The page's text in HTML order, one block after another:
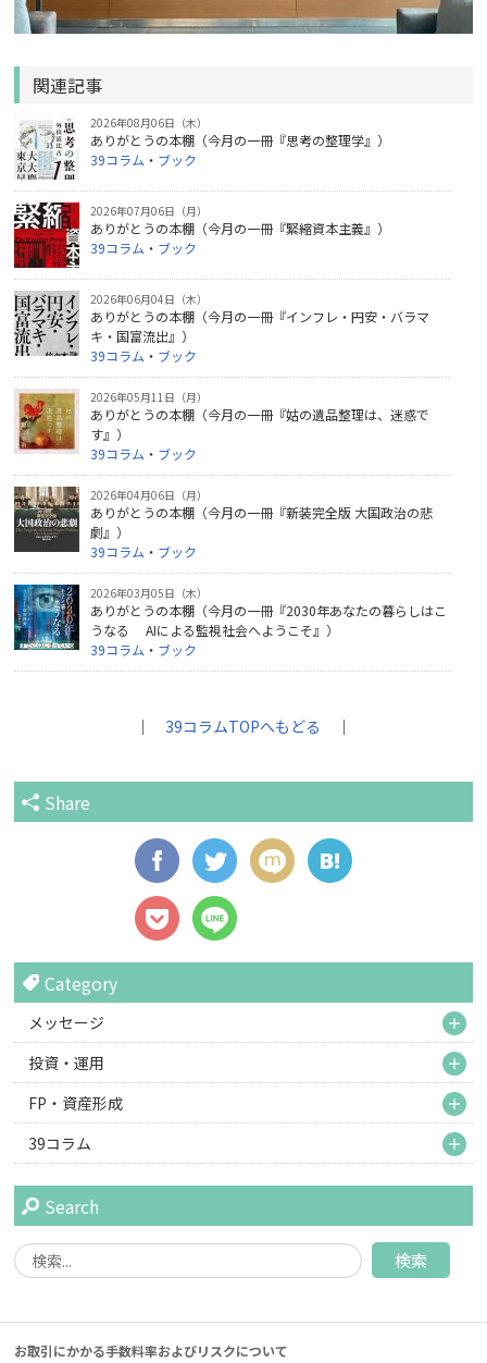
関連記事
2026年08月06日（木）
ありがとうの本棚（今月の一冊『思考の整理学』）
39コラム ・ ブック
2026年07月06日（月）
ありがとうの本棚（今月の一冊『緊縮資本主義』）
39コラム ・ ブック
2026年06月04日（木）
ありがとうの本棚（今月の一冊『インフレ・円安・バラマ
キ・国富流出』）
39コラム ・ ブック
2026年05月11日（月）
ありがとうの本棚（今月の一冊『姑の遺品整理は、迷惑で
す』）
39コラム ・ ブック
2026年04月06日（月）
ありがとうの本棚（今月の一冊『新装完全版 大国政治の悲
劇』）
39コラム ・ ブック
2026年03月05日（木）
ありがとうの本棚（今月の一冊『2030年あなたの暮らしはこ
うなる AIによる監視社会へようこそ』）
39コラム ・ ブック
｜ 39コラムTOPへもどる ｜
Share
Category
メッセージ
投資・運用
FP・資産形成
39コラム
Search
お取引にかかる手数料率およびリスクについて